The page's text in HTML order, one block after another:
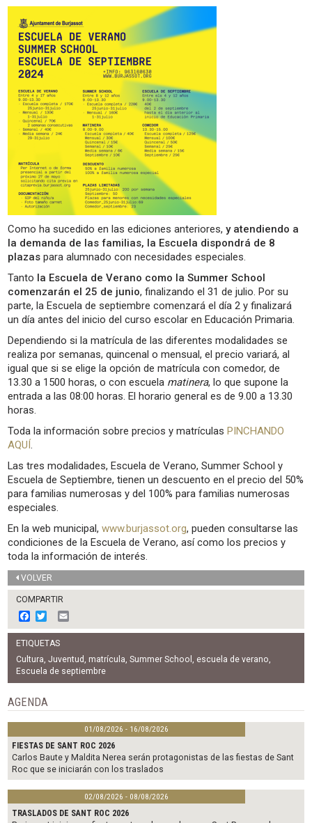
Como ha sucedido en las ediciones anteriores,y atendiendo a
la demanda de las familias, la Escuela dispondrá de 8
plazas para alumnado con necesidades especiales.
Tanto la Escuela de Verano como la Summer School
comenzarán el 25 de junio, finalizando el 31 de julio. Por su
parte, la Escuela de septiembre comenzará el día 2 y finalizará
un día antes del inicio del curso escolar en Educación Primaria.
Dependiendo si la matrícula de las diferentes modalidades se
realiza por semanas, quincenal o mensual, el precio variará, al
igual que si se elige la opción de matrícula con comedor, de
13.30 a 1500 horas, o con escuela matinera, lo que supone la
entrada a las 08:00 horas. El horario general es de 9.00 a 13.30
horas.
Toda la información sobre precios y matrículasPINCHANDO
AQUÍ.
Las tres modalidades, Escuela de Verano, Summer School y
Escuela de Septiembre, tienen un descuento en el precio del 50%
para familias numerosas y del 100% para familias numerosas
especiales.
En la web municipal,www.burjassot.org, pueden consultarse las
condiciones de la Escuela de Verano, así como los precios y
toda la información de interés.
VOLVER
COMPARTIR
F
a
c
e
b
o
o
w
i
t
t
e
r
m
l
ETIQUETAS
Cultura,Juventud , matrícula,Summer School , escuela de verano,
Escuela de septiembre
AGENDA
01/08/2026 - 16/08/2026
FIESTAS DE SANT ROC 2026
Carlos Baute y Maldita Nerea serán protagonistas de las fiestas de Sant
Roc que se iniciarán con los traslados
02/08/2026 - 08/08/2026
TRASLADOS DE SANT ROC 2026